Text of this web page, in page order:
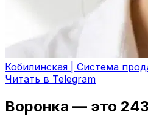
Кобилинская | Система
Читать в Telegram
Воронка — это